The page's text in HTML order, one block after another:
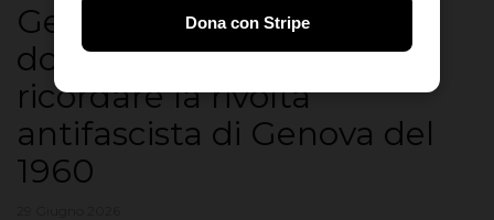
Genova, Rifondazione:
domani in piazza per
ricordare la rivolta
antifascista di Genova del
1960
Dona con Stripe